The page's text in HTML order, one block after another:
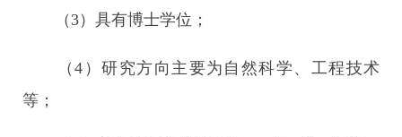
（3）具有博士学位；
（4）研究方向主要为自然科学、工程技术
等；